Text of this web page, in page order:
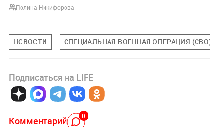
Полина Никифорова
НОВОСТИ СПЕЦИАЛЬНАЯ ВОЕННАЯ ОПЕРАЦИЯ (СВО)
Подписаться на LIFE
Комментарий 0